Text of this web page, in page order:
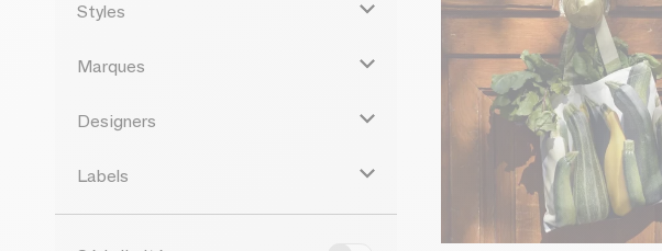
Styles
Marques
Designers
Labels